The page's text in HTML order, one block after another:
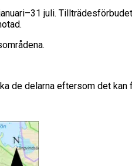
juli.
de delarna eftersom det